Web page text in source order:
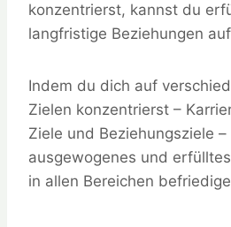
konzentrierst, kannst du
langfristige Beziehungen
Indem du dich auf
Zielen konzentrierst –
Ziele und Beziehungsziele
ausgewogenes und
in allen Bereichen